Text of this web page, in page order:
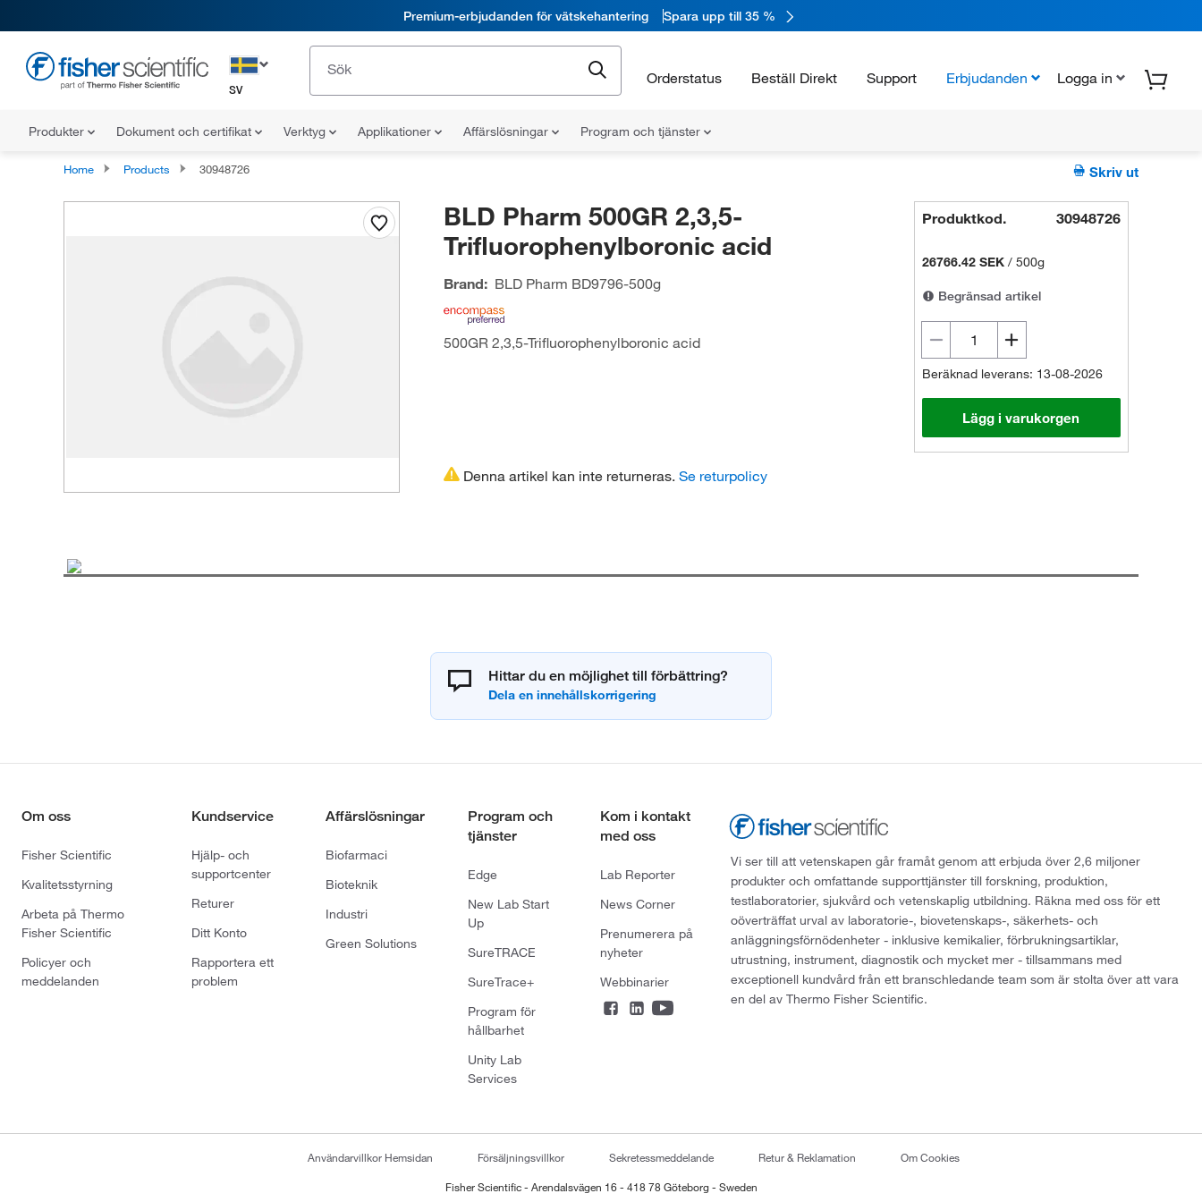
Premium-erbjudanden för vätskehantering Spara upp till 35 %
SV
Orderstatus Beställ Direkt Support Erbjudanden Logga in
Produkter Dokument och certifikat Verktyg Applikationer Affärslösningar Program och tjänster
Home Products 30948726 Skriv ut
BLD Pharm 500GR 2,3,5-
Trifluorophenylboronic acid
Brand: BLD Pharm BD9796-500g
500GR 2,3,5-Trifluorophenylboronic acid
Produktkod. 30948726
26766.42 SEK /500g
Begränsad artikel
Beräknad leverans: 13-08-2026
Lägg i varukorgen
Denna artikel kan inte returneras. Se returpolicy
Hittar du en möjlighet till förbättring?
Om oss
Fisher Scientific
Kvalitetsstyrning
Arbeta på Thermo
Fisher Scientific
Policyer och
meddelanden
Kundservice
Hjälp- och
supportcenter
Returer
Ditt Konto
Rapportera ett
problem
Affärslösningar
Biofarmaci
Bioteknik
Industri
Green Solutions
Program och
tjänster
Edge
New Lab Start
Up
SureTRACE
SureTrace+
Program för
hållbarhet
Unity Lab
Services
Kom i kontakt
med oss
Lab Reporter
News Corner
Prenumerera på
nyheter
Webbinarier
Vi ser till att vetenskapen går framåt genom att erbjuda över 2,6 miljoner
produkter och omfattande supporttjänster till forskning, produktion,
testlaboratorier, sjukvård och vetenskaplig utbildning. Räkna med oss för ett
oöverträffat urval av laboratorie-, biovetenskaps-, säkerhets- och
anläggningsförnödenheter - inklusive kemikalier, förbrukningsartiklar,
utrustning, instrument, diagnostik och mycket mer - tillsammans med
exceptionell kundvård från ett branschledande team som är stolta över att vara
en del av Thermo Fisher Scientific.
Användarvillkor Hemsidan Försäljningsvillkor Sekretessmeddelande Retur & Reklamation Om Cookies
Fisher Scientific - Arendalsvägen 16 - 418 78 Göteborg - Sweden